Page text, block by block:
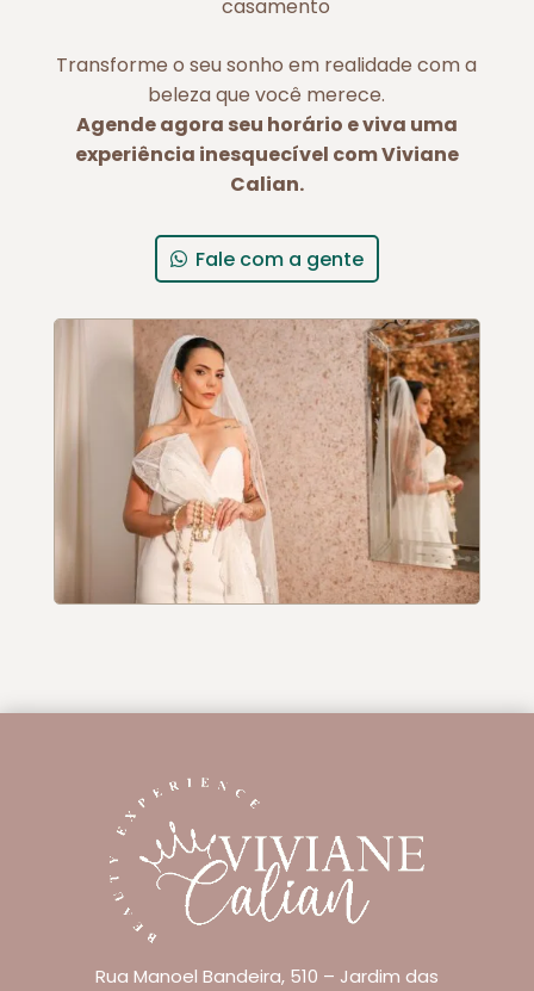
casamento
Transforme o seu sonho em realidade com a
beleza que você merece.
Agende agora seu horário e viva uma
experiência inesquecível com Viviane
Calian.
Fale com a gente
Rua Manoel Bandeira, 510 – Jardim das